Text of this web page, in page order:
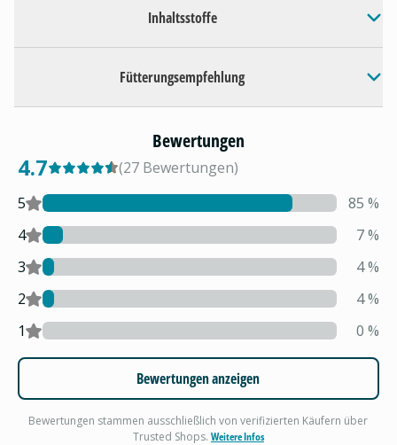
Inhaltsstoffe
Fütterungsempfehlung
Bewertungen
4.7 (27 Bewertungen)
5
85 %
4
7%
3
4%
2
4%
1
0 %
Bewertungen anzeigen
Bewertungen stammen ausschließlich von verifizierten Käufern über
Trusted Shops. Weitere Infos